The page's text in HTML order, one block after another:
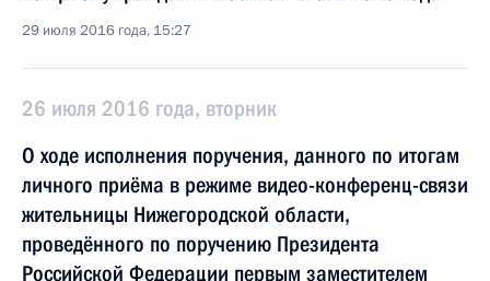
29 июля 2016 года, 15:27
26 июля 2016 года, вторник
О ходе исполнения поручения, данного по итогам
личного приёма в режиме видео-конференц-связи
жительницы Нижегородской области,
проведённого по поручению Президента
Российской Федерации первым заместителем